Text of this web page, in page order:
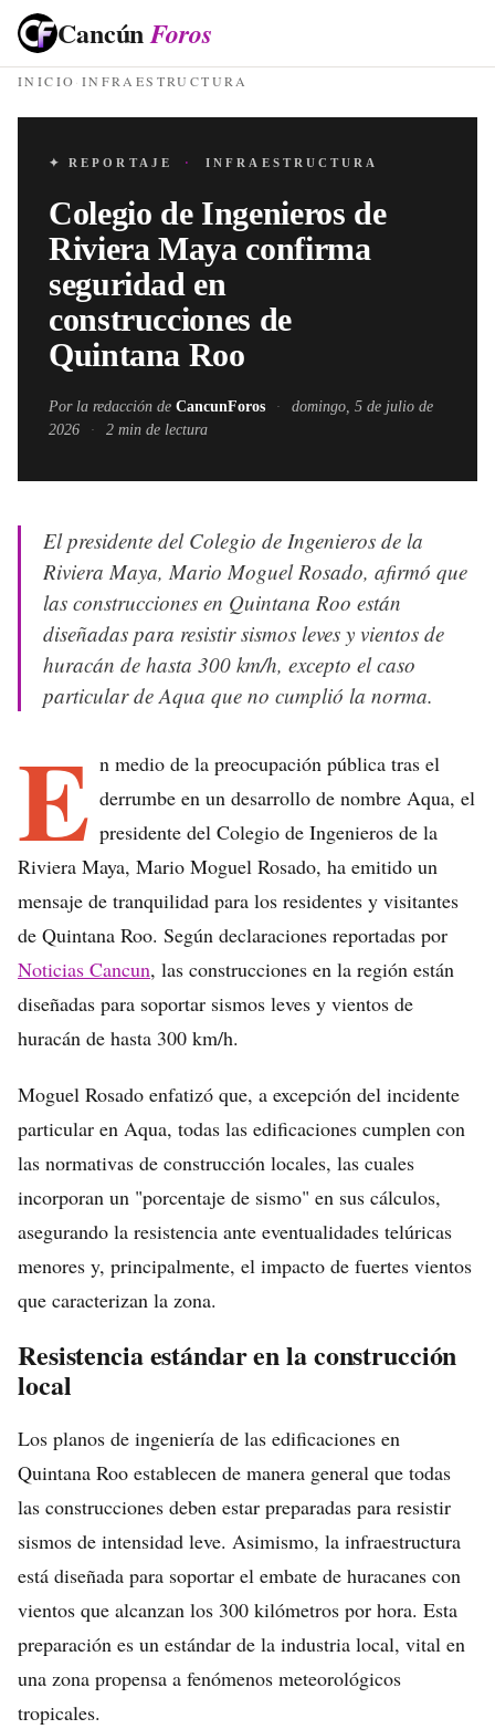
CancúnForos
INICIO· INFRAESTRUCTURA
✦ REPORTAJE · INFRAESTRUCTURA
Colegio de Ingenieros de
Riviera Maya confirma
seguridad en
construcciones de
Quintana Roo
Por la redacción de CancunForos ·
domingo, 5 de julio de
2026
· 2 min de lectura
El presidente del Colegio de Ingenieros de la
Riviera Maya, Mario Moguel Rosado, afirmó que
las construcciones en Quintana Roo están
diseñadas para resistir sismos leves y vientos de
huracán de hasta 300 km/h, excepto el caso
particular de Aqua que no cumplió la norma.
E n medio de la preocupación pública tras el
derrumbe en un desarrollo de nombre Aqua, el
presidente del Colegio de Ingenieros de la
Riviera Maya, Mario Moguel Rosado, ha emitido un
mensaje de tranquilidad para los residentes y visitantes
de Quintana Roo. Según declaraciones reportadas por
Noticias Cancun, las construcciones en la región están
diseñadas para soportar sismos leves y vientos de
huracán de hasta 300 km/h.
Moguel Rosado enfatizó que, a excepción del incidente
particular en Aqua, todas las edificaciones cumplen con
las normativas de construcción locales, las cuales
incorporan un "porcentaje de sismo" en sus cálculos,
asegurando la resistencia ante eventualidades telúricas
menores y, principalmente, el impacto de fuertes vientos
que caracterizan la zona.
Resistencia estándar en la construcción
local
Los planos de ingeniería de las edificaciones en
Quintana Roo establecen de manera general que todas
las construcciones deben estar preparadas para resistir
sismos de intensidad leve. Asimismo, la infraestructura
está diseñada para soportar el embate de huracanes con
vientos que alcanzan los 300 kilómetros por hora. Esta
preparación es un estándar de la industria local, vital en
una zona propensa a fenómenos meteorológicos
tropicales.